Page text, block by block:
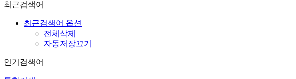
최근검색어
최근검색어 옵션
전체삭제
자동저장끄기
인기검색어